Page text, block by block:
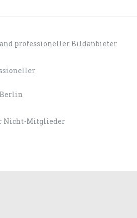
Berlin
Nicht-Mitglieder